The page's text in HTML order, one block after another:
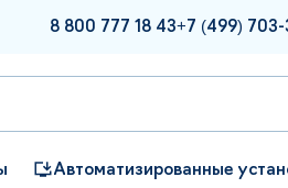
8 800 777 18 43+7 (499)
Автоматизированные